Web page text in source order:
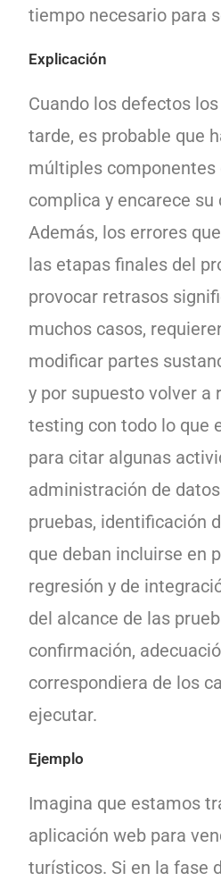
tiempo necesario para
Explicación
Cuando los defectos
tarde, es probable que
múltiples componentes
complica y encarece su
Además, los errores
las etapas finales del
provocar retrasos
muchos casos,
modificar partes
y por supuesto volver a
testing con todo lo que
para citar algunas
administración de
pruebas, identificación
que deban incluirse en
regresión y de
del alcance de las
confirmación,
correspondiera de los
ejecutar.
Ejemplo
Imagina que estamos
aplicación web para
turísticos. Si en la fase